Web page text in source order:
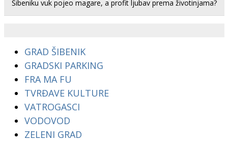
Šibeniku vuk pojeo magare, a profit ljubav prema životinjama?
GRAD ŠIBENIK
GRADSKI PARKING
FRA MA FU
TVRĐAVE KULTURE
VATROGASCI
VODOVOD
ZELENI GRAD